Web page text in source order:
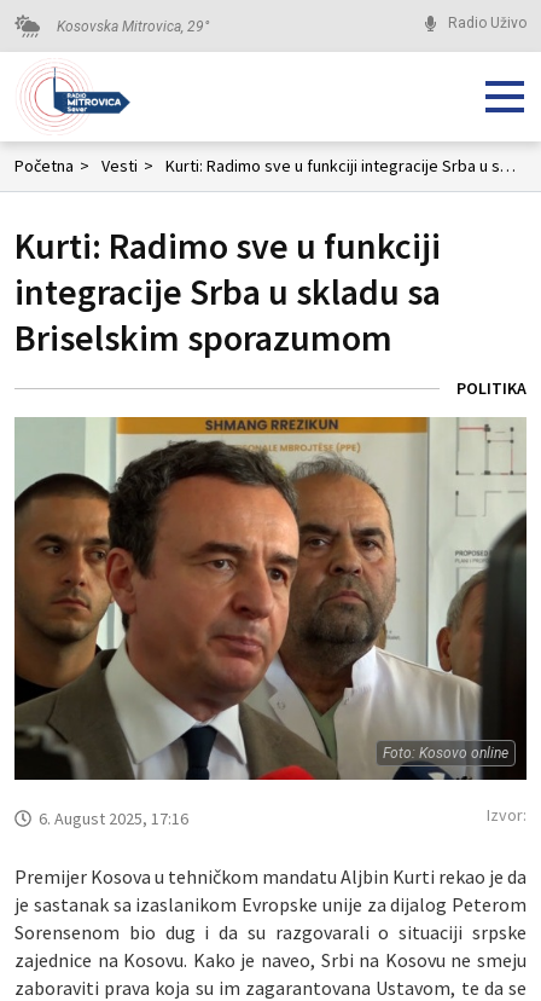
Kosovska Mitrovica, 29° Radio Uživo
Početna > Vesti > Kurti: Radimo sve u funkciji integracije Srba u skladu sa Briselskim sporazumom
Kurti: Radimo sve u funkciji
integracije Srba u skladu sa
Briselskim sporazumom
POLITIKA
Foto: Kosovo online
6. August 2025, 17:16 Izvor:
Premijer Kosova u tehničkom mandatu Aljbin Kurti rekao je da
je sastanak sa izaslanikom Evropske unije za dijalog Peterom
Sorensenom bio dug i da su razgovarali o situaciji srpske
zajednice na Kosovu. Kako je naveo, Srbi na Kosovu ne smeju
zaboraviti prava koja su im zagarantovana Ustavom, te da se